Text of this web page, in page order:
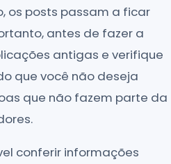
os posts passam a ficar
antes de fazer a
antigas e verifique
que você não deseja
que não fazem parte da
conferir informações